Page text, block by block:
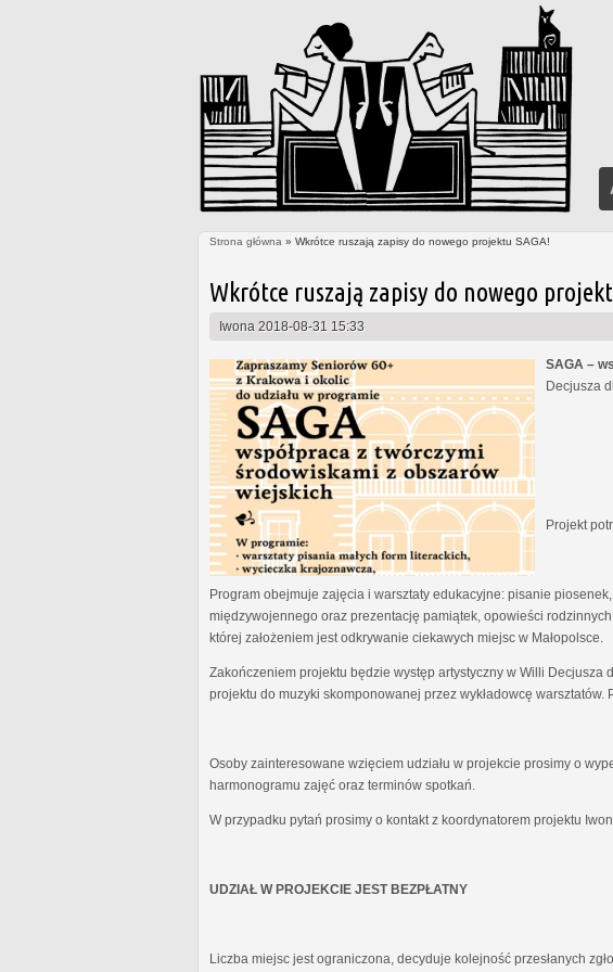
Strona główna » Wkrótce ruszają zapisy do nowego projektu SAGA!
Wkrótce ruszają zapisy do nowego
Iwona 2018-08-31 15:33
SAGA –
Decjusza
Projekt
Program obejmuje zajęcia i warsztaty edukacyjne: pisanie
międzywojennego oraz prezentację pamiątek, opowieści
której założeniem jest odkrywanie ciekawych miejsc w Małopolsce.
Zakończeniem projektu będzie występ artystyczny w Willi
projektu do muzyki skomponowanej przez wykładowcę
Osoby zainteresowane wzięciem udziału w projekcie prosimy o
harmonogramu zajęć oraz terminów spotkań.
W przypadku pytań prosimy o kontakt z koordynatorem projektu
UDZIAŁ W PROJEKCIE JEST BEZPŁATNY
Liczba miejsc jest ograniczona, decyduje kolejność przesłanych